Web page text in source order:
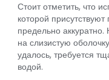
Стоит отметить, что
которой
предельно
на слизистую
удалось, требуется
водой.